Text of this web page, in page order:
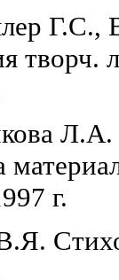
Г.С.,
г.